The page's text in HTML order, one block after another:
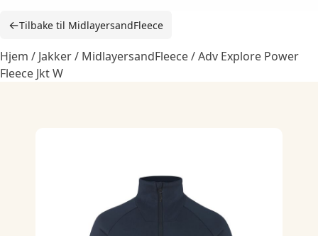
←Tilbake til MidlayersandFleece
Hjem / Jakker/ MidlayersandFleece/ Adv Explore Power
Fleece Jkt W